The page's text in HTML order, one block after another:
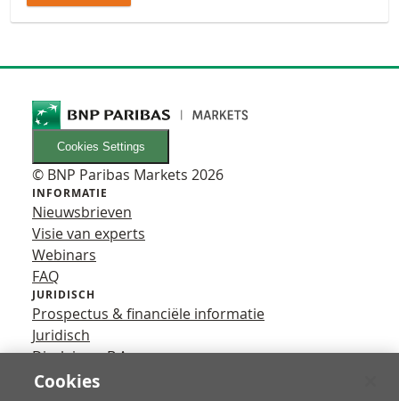
Cookies Settings
© BNP Paribas Markets 2026
INFORMATIE
Nieuwsbrieven
Visie van experts
Webinars
FAQ
JURIDISCH
Prospectus & financiële informatie
Juridisch
Disclaimer B.A.
Privacy
Cookies